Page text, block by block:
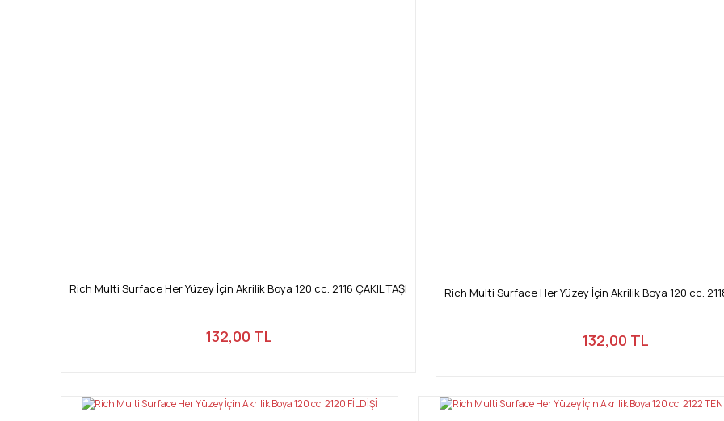
Rich Multi Surface Her Yüzey İçin Akrilik Boya 120 cc. 2116 ÇAKIL TAŞI
132,00 TL
Rich Multi Surface Her Yüzey İçin Akrilik Boya 120 cc.
132,00 TL